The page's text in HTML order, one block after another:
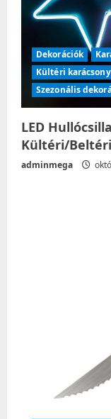
Dekorációk
Kültéri
Szezonális
LED
Kültéri/Beltéri
adminmega